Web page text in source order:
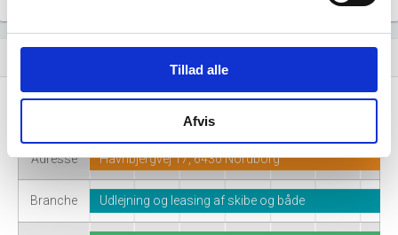
Tillad alle
Afvis
Adresse
Branche
Driftsselskabet Cykelfærgens venner I/S
Havnbjergvej 17, 6430 Nordborg
Udlejning og leasing af skibe og både